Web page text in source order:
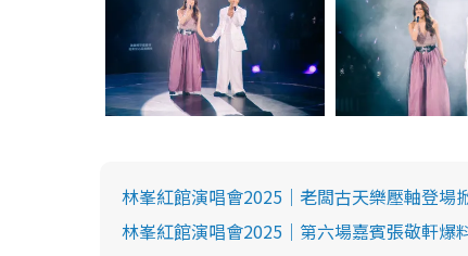
林峯紅館演唱會2025｜老闆古天樂壓軸登場
林峯紅館演唱會2025｜第六場嘉賓張敬軒